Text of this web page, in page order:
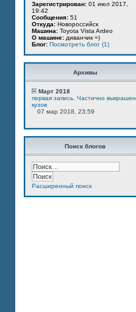
Зарегистрирован: 01 июл 2017,
19:42
Сообщения: 51
Откуда: Новороссийск
Машина: Toyota Vista Ardeo
О машине: диванчик =)
Блог: Посмотреть блог (1)
Архивы
Март 2018
первая запись. Частично выкрашен
кузов
07 мар 2018, 23:59
Поиск блогов
Расширенный поиск